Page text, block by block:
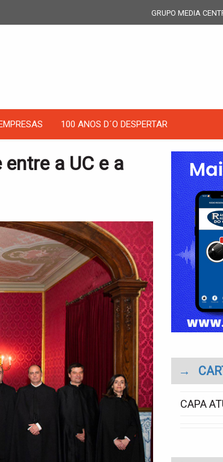
GRUPO MEDIA
100 ANOS D´O DESPERTAR
a UC e a
→
CAPA